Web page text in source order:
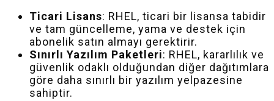
Ticari Lisans: RHEL, ticari bir lisansa tabidir
ve tam güncelleme, yama ve destek için
abonelik satın almayı gerektirir.
Sınırlı Yazılım Paketleri: RHEL, kararlılık ve
güvenlik odaklı olduğundan diğer dağıtımlara
göre daha sınırlı bir yazılım yelpazesine
sahiptir.